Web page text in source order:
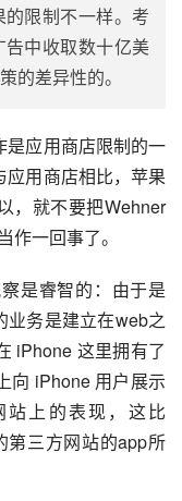
限制不一样。考
中收取数十亿美
的差异性的。
是应用商店限制的一
用商店相比，苹果
，就不要把Wehner
一回事了。
是睿智的：由于是
业务是建立在web之
iPhone 这里拥有了
向 iPhone 用户展示
上的表现，这比
第三方网站的app所